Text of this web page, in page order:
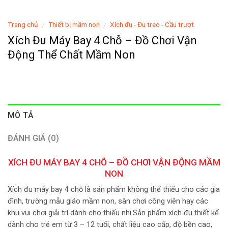
Trang chủ / Thiết bị mầm non / Xích đu - Đu treo - Cầu trượt
Xích Đu Máy Bay 4 Chỗ – Đồ Chơi Vận
Động Thể Chất Mầm Non
MÔ TẢ
ĐÁNH GIÁ (0)
XÍCH ĐU MÁY BAY 4 CHỖ – ĐỒ CHƠI VẬN ĐỘNG MẦM
NON
Xích đu máy bay 4 chỗ là sản phẩm không thể thiếu cho các gia
đình, trường mẫu giáo mầm non, sân chơi công viên hay các
khu vui chơi giải trí dành cho thiếu nhi.Sản phẩm xích đu thiết kế
dành cho trẻ em từ 3 – 12 tuổi, chất liệu cao cấp, độ bền cao,